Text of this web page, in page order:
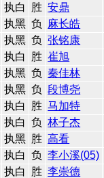
执白 胜 安鼎
执黑 负 麻长皓
执黑 负 张铭康
执白 胜 崔旭
执黑 负 秦佳林
执黑 负 段博尧
执白 胜 马加特
执白 负 林子杰
执黑 胜 高看
执白 负 李小溪(05)
执白 胜 李崇德